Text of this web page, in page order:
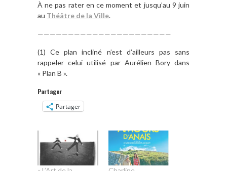
À ne pas rater en ce moment et jusqu’au 9 juin
au Théâtre de la Ville.
——————————————————————
(1) Ce plan incliné n’est d’ailleurs pas sans
rappeler celui utilisé par Aurélien Bory dans
« Plan B ».
Partager
Partager